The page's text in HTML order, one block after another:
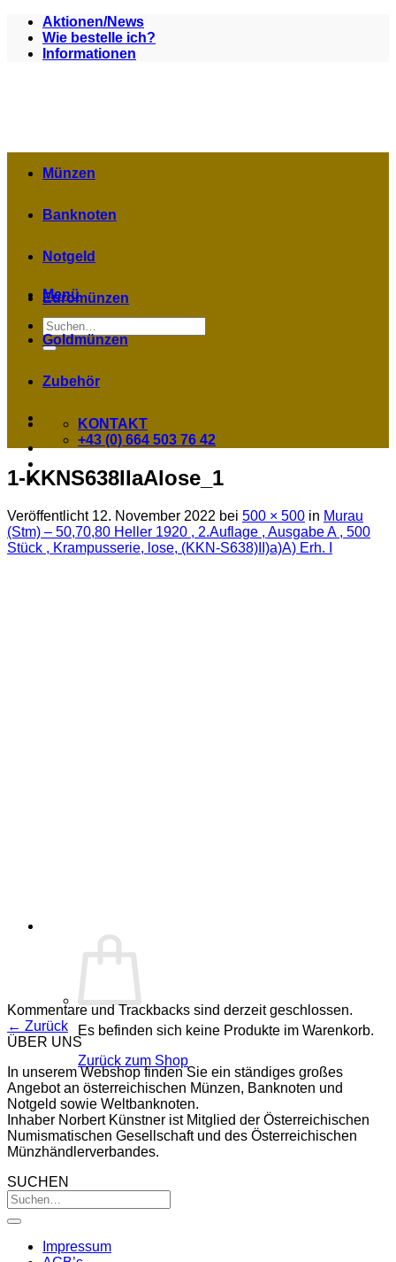
Zum
Inhalt
springen
Aktionen/News
Wie bestelle ich?
Informationen
Menü
Suchen
nach:
Es befinden sich keine Produkte im Warenkorb.
Zurück zum Shop
Münzen
Banknoten
Notgeld
Euromünzen
Goldmünzen
Zubehör
KONTAKT
+43 (0) 664 503 76 42
1-KKNS638IIaAlose_1
Veröffentlicht 12. November 2022 bei 500 × 500 in Murau
(Stm) – 50,70,80 Heller 1920 , 2.Auflage , Ausgabe A , 500
Stück , Krampusserie, lose, (KKN-S638)II)a)A) Erh. I
Kommentare und Trackbacks sind derzeit geschlossen.
← Zurück
ÜBER UNS
In unserem Webshop finden Sie ein ständiges großes
Angebot an österreichischen Münzen, Banknoten und
Notgeld sowie Weltbanknoten.
Inhaber Norbert Künstner ist Mitglied der Österreichischen
Numismatischen Gesellschaft und des Österreichischen
Münzhändlerverbandes.
SUCHEN
Impressum